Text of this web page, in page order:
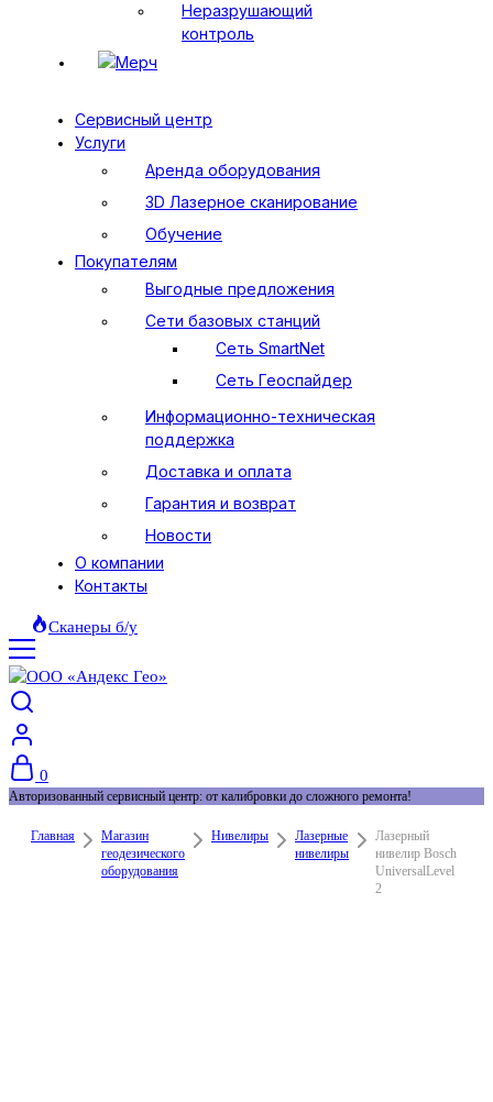
Неразрушающий
контроль
Мерч
Сервисный центр
Услуги
Аренда оборудования
3D Лазерное сканирование
Обучение
Покупателям
Выгодные предложения
Сети базовых станций
Сеть SmartNet
Сеть Геоспайдер
Информационно-техническая
поддержка
Доставка и оплата
Гарантия и возврат
Новости
О компании
Контакты
Сканеры б/у
0
Авторизованный сервисный центр: от калибровки до сложного ремонта!
Главная
Магазин
геодезического
оборудования
Нивелиры
Лазерные
нивелиры
Лазерный
нивелир Bosch
UniversalLevel
2